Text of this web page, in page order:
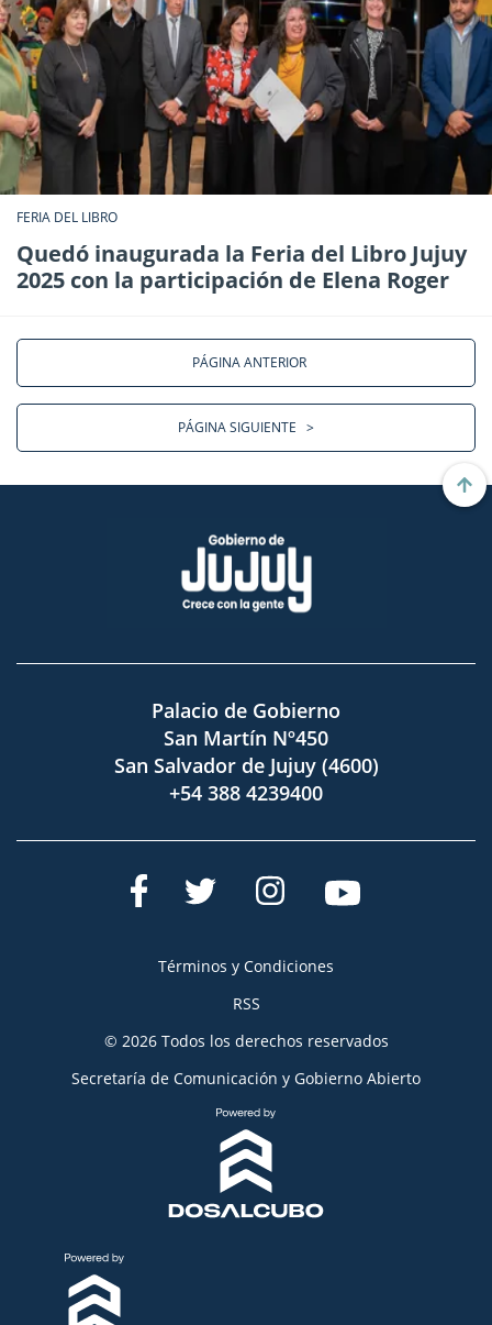
FERIA DEL LIBRO
Quedó inaugurada la Feria del Libro Jujuy
2025 con la participación de Elena Roger
PÁGINA ANTERIOR
PÁGINA SIGUIENTE >
Palacio de Gobierno
San Martín Nº450
San Salvador de Jujuy (4600)
+54 388 4239400
Términos y Condiciones
RSS
© 2026 Todos los derechos reservados
Secretaría de Comunicación y Gobierno Abierto